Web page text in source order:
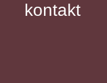
kontakt